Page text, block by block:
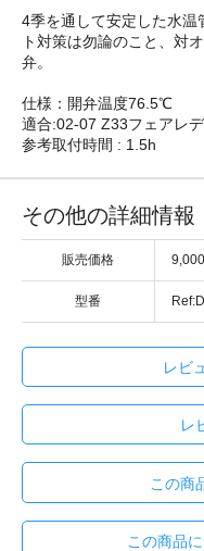
4季を通して安定した水温
ト対策は勿論のこと、対
弁。
仕様：開弁温度76.5℃
適合:02-07 Z33フェアレ
参考取付時間 : 1.5h
その他の詳細情報
販売価格
型番
レビ
レ
この商
この商品